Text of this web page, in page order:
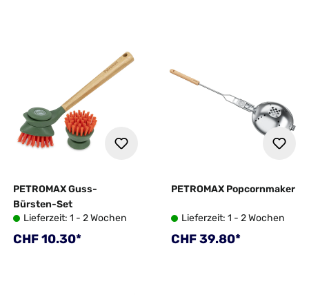
PETROMAX Guss-
Bürsten-Set
Lieferzeit: 1 - 2 Wochen
Regulärer Preis:
CHF 10.30*
PETROMAX Popcornmaker
Lieferzeit: 1 - 2 Wochen
Regulärer Preis:
CHF 39.80*